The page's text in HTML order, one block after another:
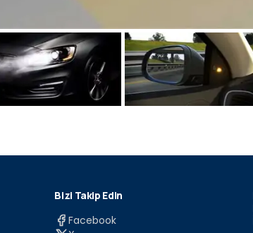
Bizi Takip Edin
Facebook